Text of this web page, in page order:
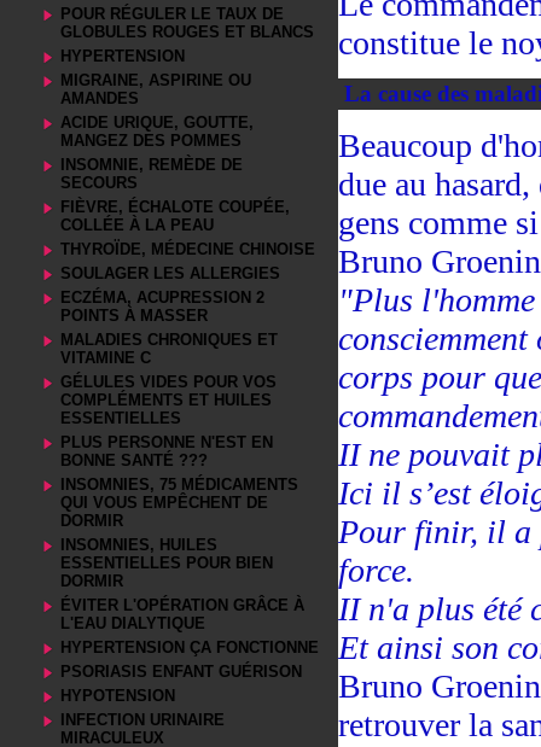
POUR RÉGULER LE TAUX DE
GLOBULES ROUGES ET BLANCS
HYPERTENSION
MIGRAINE, ASPIRINE OU
AMANDES
ACIDE URIQUE, GOUTTE,
MANGEZ DES POMMES
INSOMNIE, REMÈDE DE
SECOURS
FIÈVRE, ÉCHALOTE COUPÉE,
COLLÉE À LA PEAU
THYROÏDE, MÉDECINE CHINOISE
SOULAGER LES ALLERGIES
ECZÉMA, ACUPRESSION 2
POINTS À MASSER
MALADIES CHRONIQUES ET
VITAMINE C
GÉLULES VIDES POUR VOS
COMPLÉMENTS ET HUILES
ESSENTIELLES
PLUS PERSONNE N'EST EN
BONNE SANTÉ ???
INSOMNIES, 75 MÉDICAMENTS
QUI VOUS EMPÊCHENT DE
DORMIR
INSOMNIES, HUILES
ESSENTIELLES POUR BIEN
DORMIR
ÉVITER L'OPÉRATION GRÂCE À
L'EAU DIALYTIQUE
HYPERTENSION ÇA FONCTIONNE
PSORIASIS ENFANT GUÉRISON
HYPOTENSION
INFECTION URINAIRE
MIRACULEUX
constitue le
La cause des
Beaucoup
due au
gens comme
Bruno
"Plus
corps pour
II ne pouvait
Ici il s’est
Pour finir, il a
force.
II n'a plus été
Et ainsi son
Bruno
retrouver la